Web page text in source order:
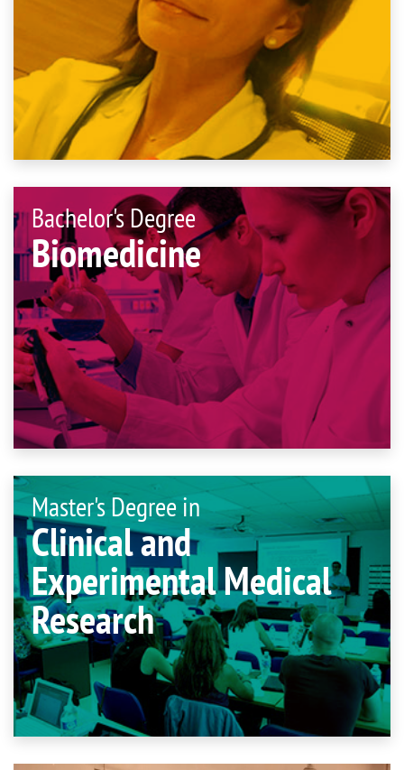
Bachelor's Degree
Biomedicine
Master's Degree in
Clinical and
Experimental Medical
Research